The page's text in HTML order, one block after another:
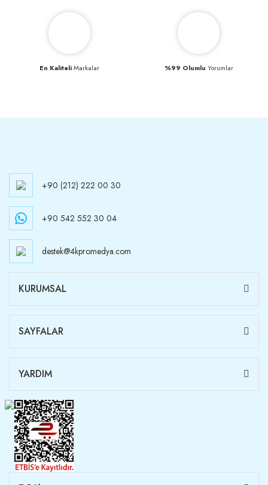
En KaliteliMarkalar %99 Olumlu Yorumlar
+90 (212) 222 00 30
+90 542 552 30 04
destek@4kpromedya.com
KURUMSAL
SAYFALAR
YARDIM